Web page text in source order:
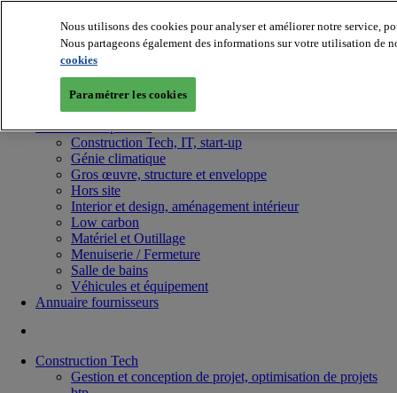
Batiradio
Articles & expertises
Construction Tech, IT, start-up
Génie climatique
Gros œuvre, structure et enveloppe
Hors site
Interior et design, aménagement intérieur
Low carbon
Matériel et Outillage
Menuiserie / Fermeture
Salle de bains
Véhicules et équipement
Annuaire fournisseurs
Construction Tech
Gestion et conception de projet, optimisation de projets
Nous utilisons des cookies pour analyser et améliorer notre service,
Nous partageons également des informations sur votre utilisation de
cookies
Paramétrer les cookies